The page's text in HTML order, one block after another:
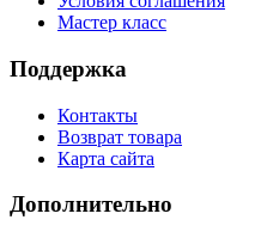
Мастер класс
Поддержка
Контакты
Возврат товара
Карта сайта
Дополнительно